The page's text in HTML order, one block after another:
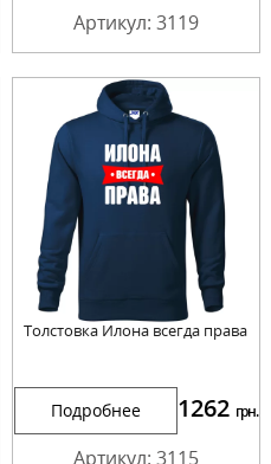
Артикул: 3119
Толстовка Илона всегда права
Подробнее 1262 грн.
Артикул: 3115